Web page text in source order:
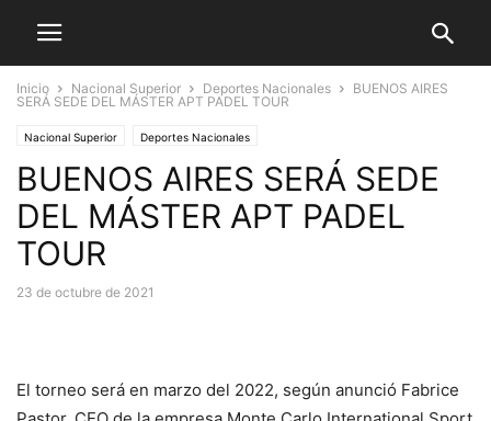
Inicio Nacional Superior Deportes Nacionales
BUENOS AIRES
SERÁ SEDE DEL MÁSTER APT PADEL TOUR
Nacional Superior Deportes Nacionales
BUENOS AIRES SERÁ SEDE
DEL MÁSTER APT PADEL
TOUR
23 de octubre de 2021
El torneo será en marzo del 2022, según anunció Fabrice